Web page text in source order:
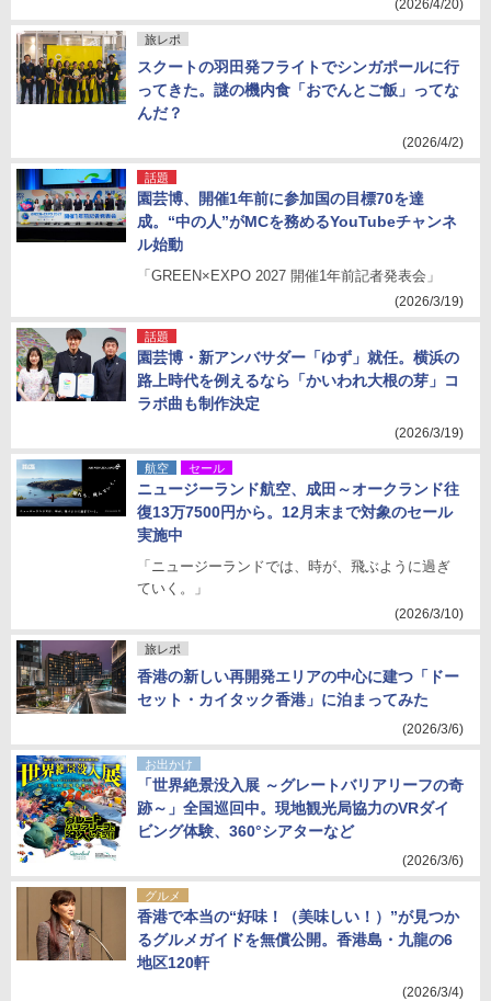
(2026/4/20)
旅レポ
スクートの羽田発フライトでシンガポールに行
ってきた。謎の機内食「おでんとご飯」ってな
んだ？
(2026/4/2)
話題
園芸博、開催1年前に参加国の目標70を達
成。“中の人”がMCを務めるYouTubeチャンネ
ル始動
「GREEN×EXPO 2027 開催1年前記者発表会」
(2026/3/19)
話題
園芸博・新アンバサダー「ゆず」就任。横浜の
路上時代を例えるなら「かいわれ大根の芽」コ
ラボ曲も制作決定
(2026/3/19)
航空 セール
ニュージーランド航空、成田～オークランド往
復13万7500円から。12月末まで対象のセール
実施中
「ニュージーランドでは、時が、飛ぶように過ぎ
ていく。」
(2026/3/10)
旅レポ
香港の新しい再開発エリアの中心に建つ「ドー
セット・カイタック香港」に泊まってみた
(2026/3/6)
お出かけ
「世界絶景没入展 ～グレートバリアリーフの奇
跡～」全国巡回中。現地観光局協力のVRダイ
ビング体験、360°シアターなど
(2026/3/6)
グルメ
香港で本当の“好味！（美味しい！）”が見つか
るグルメガイドを無償公開。香港島・九龍の6
地区120軒
(2026/3/4)